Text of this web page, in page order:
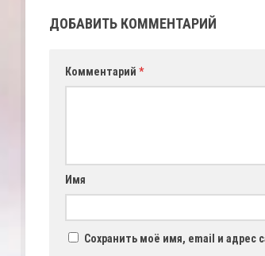
ДОБАВИТЬ КОММЕНТАРИЙ
Комментарий *
Имя
Сохранить моё имя, email и адрес